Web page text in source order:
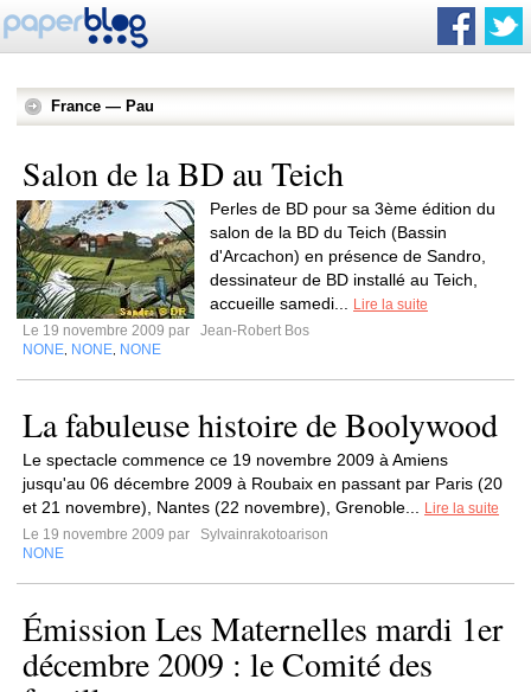
France — Pau
Salon de la BD au Teich
Perles de BD pour sa 3ème édition du
salon de la BD du Teich (Bassin
d'Arcachon) en présence de Sandro,
dessinateur de BD installé au Teich,
accueille samedi...
Lire la suite
Le 19 novembre 2009 par
Jean-Robert Bos
NONE NONE NONE
La fabuleuse histoire de Boolywood
Le spectacle commence ce 19 novembre 2009 à Amiens
jusqu'au 06 décembre 2009 à Roubaix en passant par Paris (20
et 21 novembre), Nantes (22 novembre), Grenoble...
Lire la suite
Le 19 novembre 2009 par
Sylvainrakotoarison
NONE
Émission Les Maternelles mardi 1er
décembre 2009 : le Comité des